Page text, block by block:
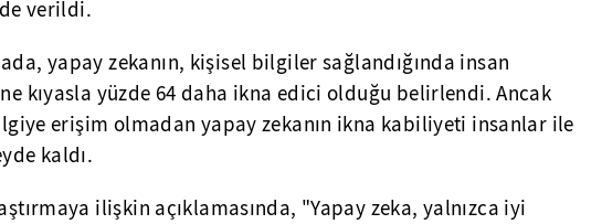
verildi.
yapay zekanın, kişisel bilgiler sağlandığında insan
kıyasla yüzde 64 daha ikna edici olduğu belirlendi. Ancak
erişim olmadan yapay zekanın ikna kabiliyeti insanlar ile
kaldı.
ilişkin açıklamasında, "Yapay zeka, yalnızca iyi